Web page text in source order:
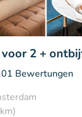
2 +
Bewertungen